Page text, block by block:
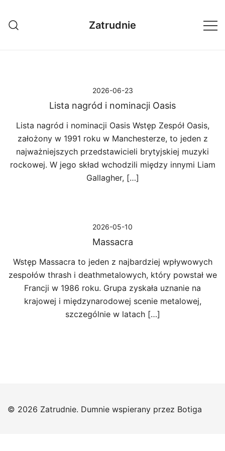
treści
Zatrudnie
2026-06-23
Lista nagród i nominacji Oasis
Lista nagród i nominacji Oasis Wstęp Zespół Oasis,
założony w 1991 roku w Manchesterze, to jeden z
najważniejszych przedstawicieli brytyjskiej muzyki
rockowej. W jego skład wchodzili między innymi Liam
Gallagher, […]
2026-05-10
Massacra
Wstęp Massacra to jeden z najbardziej wpływowych
zespołów thrash i deathmetalowych, który powstał we
Francji w 1986 roku. Grupa zyskała uznanie na
krajowej i międzynarodowej scenie metalowej,
szczególnie w latach […]
© 2026 Zatrudnie. Dumnie wspierany przez Botiga